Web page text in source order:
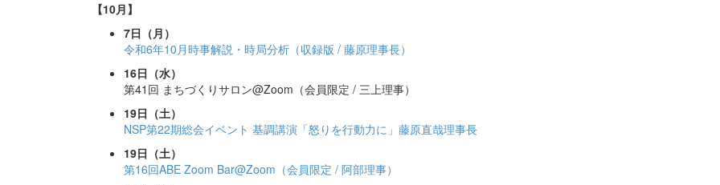
【10月】
7日（月）
令和6年10月時事解説・時局分析（収録版 / 藤原理事長）
16日（水）
第41回 まちづくりサロン@Zoom（会員限定 / 三上理事）
19日（土）
NSP第22期総会イベント 基調講演「怒りを行動力に」藤原直哉理事長
19日（土）
第16回ABE Zoom Bar@Zoom（会員限定 / 阿部理事）